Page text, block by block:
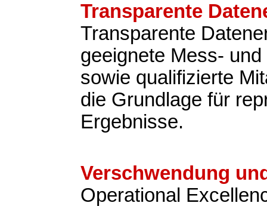
Transparente
Transparente
geeignete Mess-
sowie qualifizierte
die Grundlage für
Ergebnisse.
Verschwendung
Operational